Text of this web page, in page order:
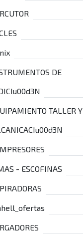
DE
TALLER Y
- ESCOFINAS